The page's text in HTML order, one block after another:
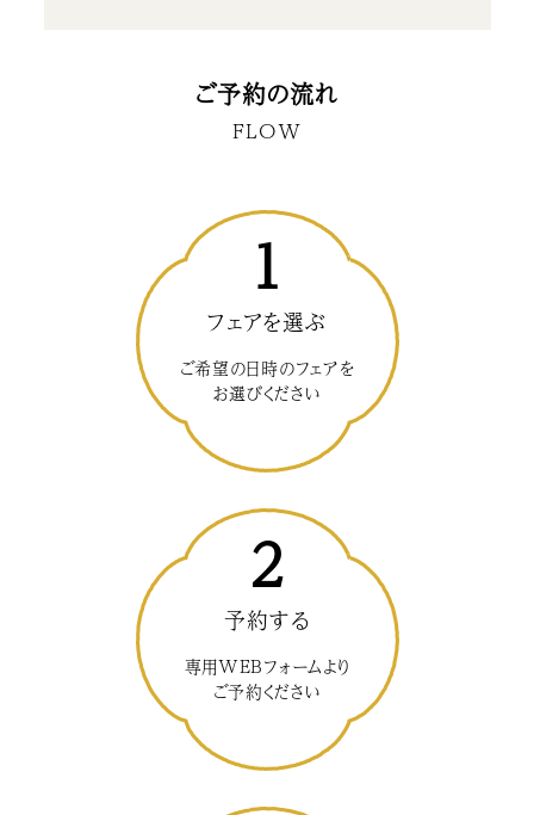
ご予約の流れ
FLOW
1
フェアを選ぶ
ご希望の日時のフェアを
お選びください
2
予約する
専用WEBフォームより
ご予約ください